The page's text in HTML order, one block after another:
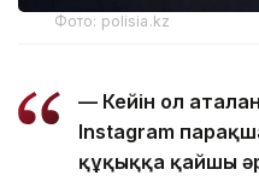
Фото: polisia.kz
— Кейін ол
Instagram
құқыққа қайшы